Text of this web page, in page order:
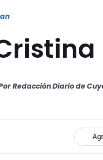
Redacción Diario de